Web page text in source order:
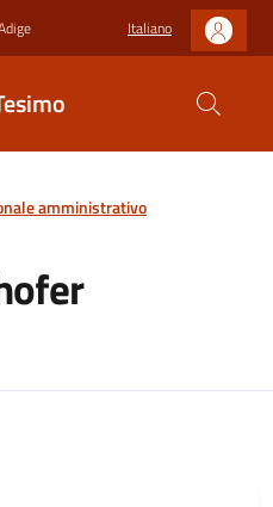
Italiano
amministrativo